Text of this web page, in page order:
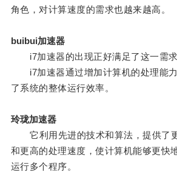
角色，对计算速度的需求也越来越高。
buibui加速器
i7加速器的出现正好满足了这一需求
i7加速器通过增加计算机的处理能力
了系统的整体运行效率。
玲珑加速器
它利用先进的技术和算法，提供了
和更高的处理速度，使计算机能够更快
运行多个程序。